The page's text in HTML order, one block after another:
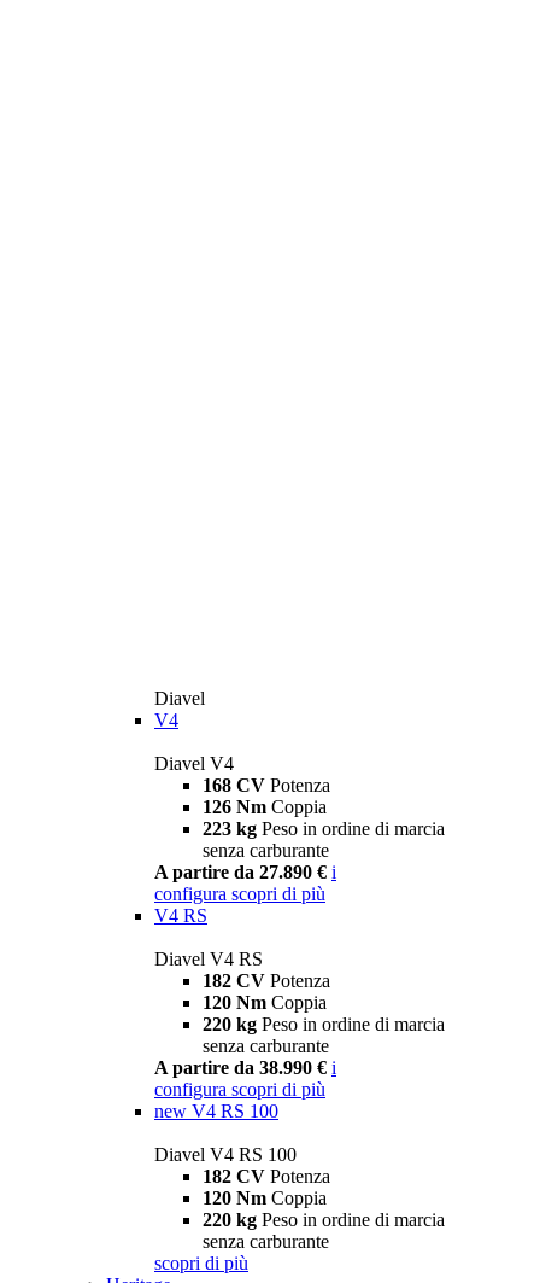
Diavel
V4
Diavel V4
168 CV Potenza
126 Nm Coppia
223 kg Peso in ordine di marcia
senza carburante
A partire da 27.890 € i
configura scopri di più
V4 RS
Diavel V4 RS
182 CV Potenza
120 Nm Coppia
220 kg Peso in ordine di marcia
senza carburante
A partire da 38.990 € i
configura scopri di più
new V4 RS 100
Diavel V4 RS 100
182 CV Potenza
120 Nm Coppia
220 kg Peso in ordine di marcia
senza carburante
scopri di più